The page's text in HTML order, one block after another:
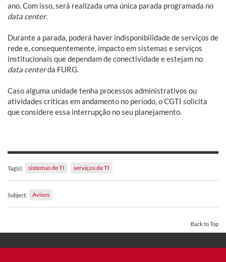
ano. Com isso, será realizada uma única parada programada no
data center.
Durante a parada, poderá haver indisponibilidade de serviços de
rede e, consequentemente, impacto em sistemas e serviços
institucionais que dependam de conectividade e estejam no
data centerda FURG.
Caso alguma unidade tenha processos administrativos ou
atividades críticas em andamento no período, o CGTI solicita
que considere essa interrupção no seu planejamento.
Tag(s): sistemas de TI serviços de TI
Subject: Avisos
Back to Top